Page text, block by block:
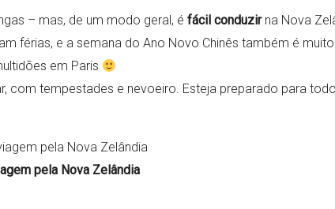
– mas, de um modo geral, é fácil conduzirna Nova
férias, e a semana do Ano Novo Chinês também é
em Paris
com tempestades e nevoeiro. Esteja preparado para
pela Nova Zelândia